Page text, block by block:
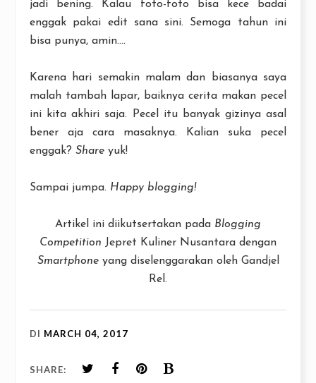
jadi bening. Kalau foto-foto bisa kece badai
enggak pakai edit sana sini. Semoga tahun ini
bisa punya, amin....
Karena hari semakin malam dan biasanya saya
malah tambah lapar, baiknya cerita makan pecel
ini kita akhiri saja. Pecel itu banyak gizinya asal
bener aja cara masaknya. Kalian suka pecel
enggak? Share yuk!
Sampai jumpa. Happy blogging!
Artikel ini diikutsertakan pada Blogging
Competition Jepret Kuliner Nusantara dengan
Smartphoneyang diselenggarakan oleh Gandjel
Rel.
DI MARCH 04, 2017
SHARE: